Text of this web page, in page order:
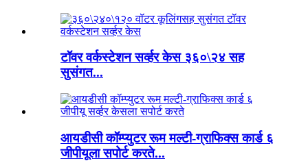
टॉवर वर्कस्टेशन सर्व्हर केस ३६०\२४ सह
सुसंगत...
आयडीसी कॉम्प्युटर रूम मल्टी-ग्राफिक्स कार्ड ६
जीपीयूला सपोर्ट करते...